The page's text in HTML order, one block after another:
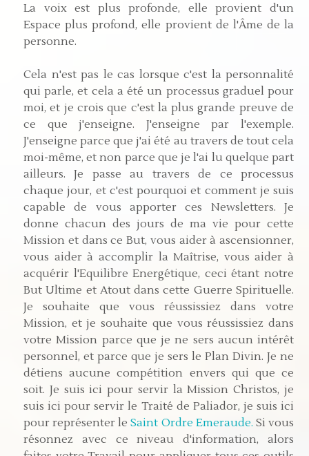
La voix est plus profonde, elle provient d'un
Espace plus profond, elle provient de l'Âme de la
personne.
Cela n'est pas le cas lorsque c'est la personnalité
qui parle, et cela a été un processus graduel pour
moi, et je crois que c'est la plus grande preuve de
ce que j'enseigne. J'enseigne par l'exemple.
J'enseigne parce que j'ai été au travers de tout cela
moi-même, et non parce que je l'ai lu quelque part
ailleurs. Je passe au travers de ce processus
chaque jour, et c'est pourquoi et comment je suis
capable de vous apporter ces Newsletters. Je
donne chacun des jours de ma vie pour cette
Mission et dans ce But, vous aider à ascensionner,
vous aider à accomplir la Maîtrise, vous aider à
acquérir l'Equilibre Energétique, ceci étant notre
But Ultime et Atout dans cette Guerre Spirituelle.
Je souhaite que vous réussissiez dans votre
Mission, et je souhaite que vous réussissiez dans
votre Mission parce que je ne sers aucun intérêt
personnel, et parce que je sers le Plan Divin. Je ne
détiens aucune compétition envers qui que ce
soit. Je suis ici pour servir la Mission Christos, je
suis ici pour servir le Traité de Paliador, je suis ici
pour représenter leSaint Ordre Emeraude. Si vous
résonnez avec ce niveau d'information, alors